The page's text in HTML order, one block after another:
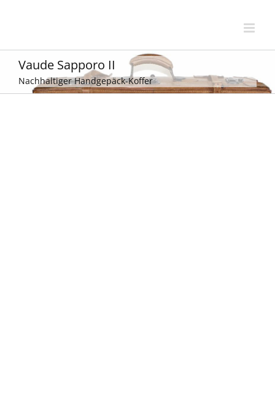
Vaude Sapporo II
Nachhaltiger Handgepäck-Koffer